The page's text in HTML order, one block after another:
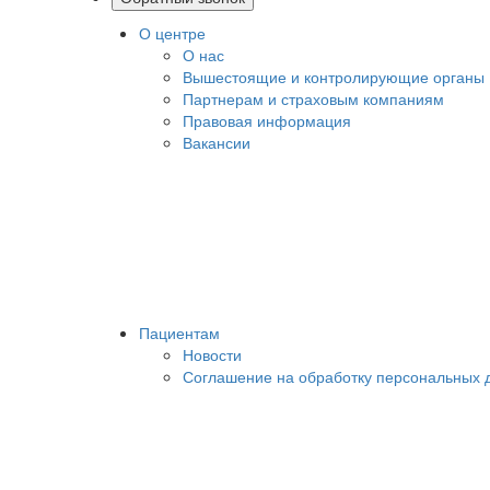
О центре
О нас
Вышестоящие и контролирующие органы
Партнерам и страховым компаниям
Правовая информация
Вакансии
Пациентам
Новости
Соглашение на обработку персональных